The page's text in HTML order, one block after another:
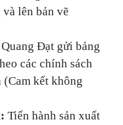
và lên bản vẽ
Quang Đạt gửi bảng
các chính sách
(Cam kết không
Tiến hành sản xuất